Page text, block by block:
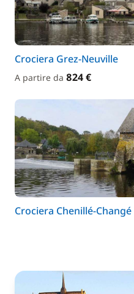
Crociera Grez-Neuville
A partire da 824 €
Crociera Chenillé-Changé